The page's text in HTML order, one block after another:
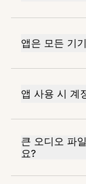
앱은 모든 기
앱 사용 시 계
큰 오디오 파
요?